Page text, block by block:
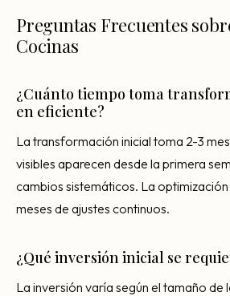
Preguntas Frecuentes
Cocinas
¿Cuánto tiempo toma
en eficiente?
La transformación inicial toma 2-3
visibles aparecen desde la primera
cambios sistemáticos. La
meses de ajustes continuos.
¿Qué inversión inicial se
La inversión varía según el tamaño de